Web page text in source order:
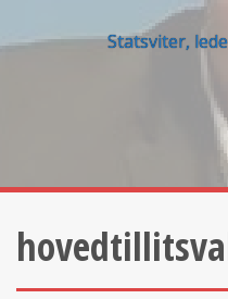
Statsviter,